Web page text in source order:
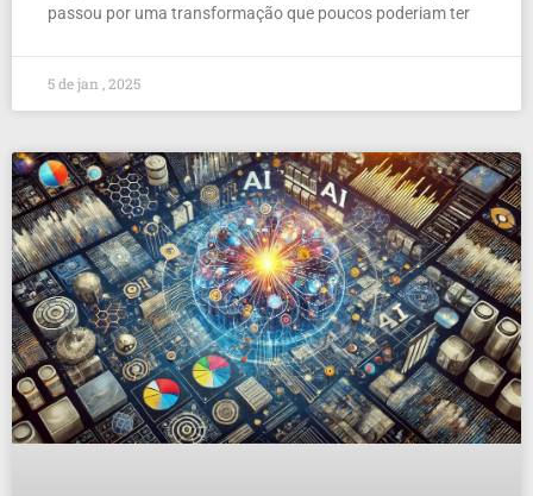
passou por uma transformação que poucos poderiam ter
5 de jan , 2025